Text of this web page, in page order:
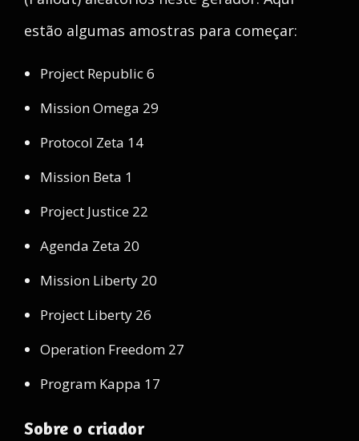
estão algumas amostras para começar:
Project Republic 6
Mission Omega 29
Protocol Zeta 14
Mission Beta 1
Project Justice 22
Agenda Zeta 20
Mission Liberty 20
Project Liberty 26
Operation Freedom 27
Program Kappa 17
Sobre o criador